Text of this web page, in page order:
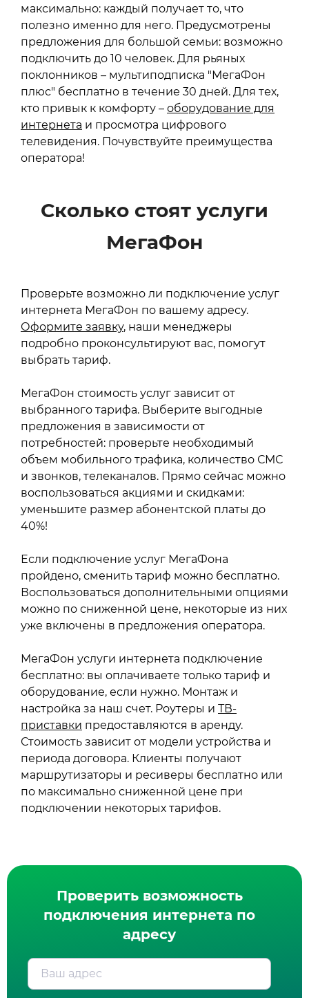
максимально: каждый получает то, что
полезно именно для него. Предусмотрены
предложения для большой семьи: возможно
подключить до 10 человек. Для рьяных
поклонников – мультиподписка "МегаФон
плюс" бесплатно в течение 30 дней. Для тех,
кто привык к комфорту – оборудование для
интернета и просмотра цифрового
телевидения. Почувствуйте преимущества
оператора!
Сколько стоят услуги
МегаФон
Проверьте возможно ли подключение услуг
интернета МегаФон по вашему адресу.
Оформите заявку, наши менеджеры
подробно проконсультируют вас, помогут
выбрать тариф.
МегаФон стоимость услуг зависит от
выбранного тарифа. Выберите выгодные
предложения в зависимости от
потребностей: проверьте необходимый
объем мобильного трафика, количество СМС
и звонков, телеканалов. Прямо сейчас можно
воспользоваться акциями и скидками:
уменьшите размер абонентской платы до
40%!
Если подключение услуг МегаФона
пройдено, сменить тариф можно бесплатно.
Воспользоваться дополнительными опциями
можно по сниженной цене, некоторые из них
уже включены в предложения оператора.
МегаФон услуги интернета подключение
бесплатно: вы оплачиваете только тариф и
оборудование, если нужно. Монтаж и
настройка за наш счет. Роутеры и ТВ-
приставки предоставляются в аренду.
Стоимость зависит от модели устройства и
периода договора. Клиенты получают
маршрутизаторы и ресиверы бесплатно или
по максимально сниженной цене при
подключении некоторых тарифов.
Проверить возможность
подключения интернета по
адресу
Ваш адрес